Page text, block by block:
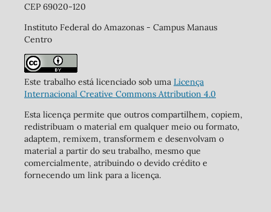
CEP 69020-120
Instituto Federal do Amazonas - Campus Manaus
Centro
Este trabalho está licenciado sob uma Licença
Internacional Creative Commons Attribution 4.0
Esta licença permite que outros compartilhem, copiem,
redistribuam o material em qualquer meio ou formato,
adaptem, remixem, transformem e desenvolvam o
material a partir do seu trabalho, mesmo que
comercialmente, atribuindo o devido crédito e
fornecendo um link para a licença.